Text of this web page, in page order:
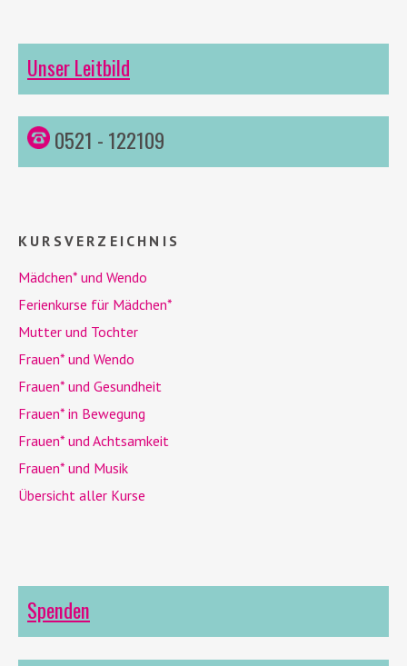
Unser Leitbild
0521 - 122109
KURSVERZEICHNIS
Mädchen* und Wendo
Ferienkurse für Mädchen*
Mutter und Tochter
Frauen* und Wendo
Frauen* und Gesundheit
Frauen* in Bewegung
Frauen* und Achtsamkeit
Frauen* und Musik
Übersicht aller Kurse
Spenden